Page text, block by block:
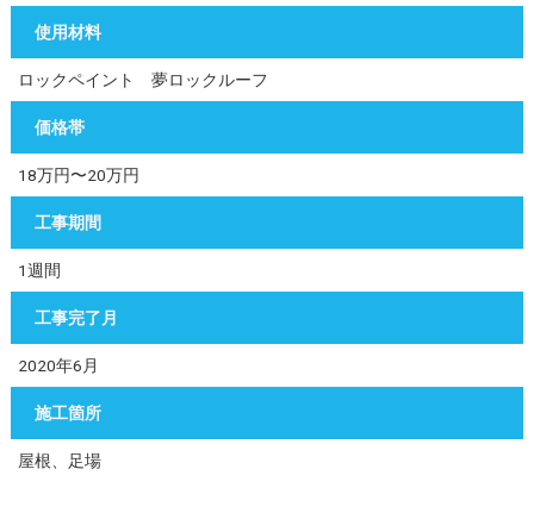
使用材料
ロックペイント 夢ロックルーフ
価格帯
18万円〜20万円
工事期間
1週間
工事完了月
2020年6月
施工箇所
屋根、足場